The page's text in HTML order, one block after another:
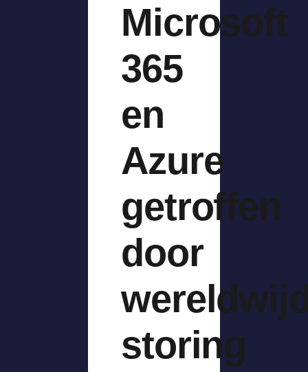
Microsoft
365
en
Azure
getroffen
door
storing